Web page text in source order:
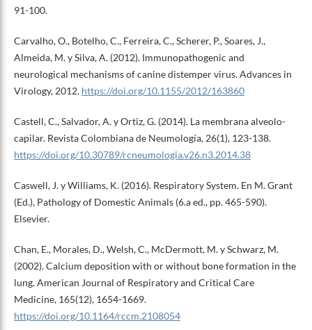
91-100.
Carvalho, O., Botelho, C., Ferreira, C., Scherer, P., Soares, J.,
Almeida, M. y Silva, A. (2012). Immunopathogenic and
neurological mechanisms of canine distemper virus. Advances in
Virology, 2012. https://doi.org/10.1155/2012/163860
Castell, C., Salvador, A. y Ortiz, G. (2014). La membrana alveolo-
capilar. Revista Colombiana de Neumología, 26(1), 123-138.
https://doi.org/10.30789/rcneumologia.v26.n3.2014.38
Caswell, J. y Williams, K. (2016). Respiratory System. En M. Grant
(Ed.), Pathology of Domestic Animals (6.a ed., pp. 465-590).
Elsevier.
Chan, E., Morales, D., Welsh, C., McDermott, M. y Schwarz, M.
(2002). Calcium deposition with or without bone formation in the
lung. American Journal of Respiratory and Critical Care
Medicine, 165(12), 1654-1669.
https://doi.org/10.1164/rccm.2108054